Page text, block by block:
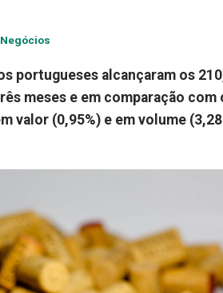
Negócios
portugueses alcançaram os
meses e em comparação com
valor (0,95%) e em volume